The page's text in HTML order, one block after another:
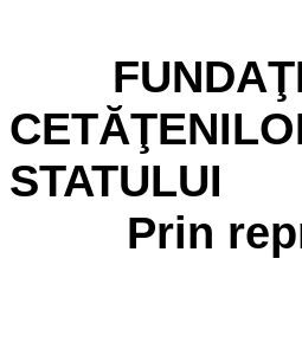
STATULUI
Prin